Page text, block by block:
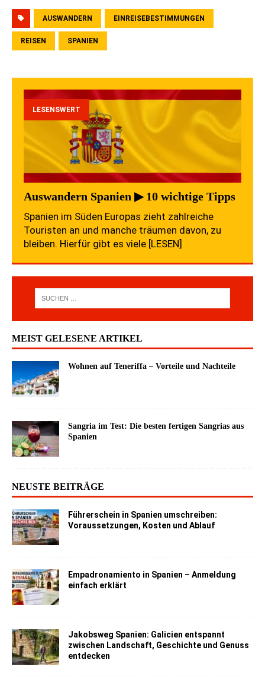
AUSWANDERN EINREISEBESTIMMUNGEN
REISEN SPANIEN
LESENSWERT
Auswandern Spanien ▶ 10 wichtige Tipps
Spanien im Süden Europas zieht zahlreiche
Touristen an und manche träumen davon, zu
bleiben. Hierfür gibt es viele [LESEN]
MEIST GELESENE ARTIKEL
Wohnen auf Teneriffa – Vorteile und Nachteile
Sangria im Test: Die besten fertigen Sangrias aus
Spanien
NEUSTE BEITRÄGE
Führerschein in Spanien umschreiben:
Voraussetzungen, Kosten und Ablauf
Empadronamiento in Spanien – Anmeldung
einfach erklärt
Jakobsweg Spanien: Galicien entspannt
zwischen Landschaft, Geschichte und Genuss
entdecken